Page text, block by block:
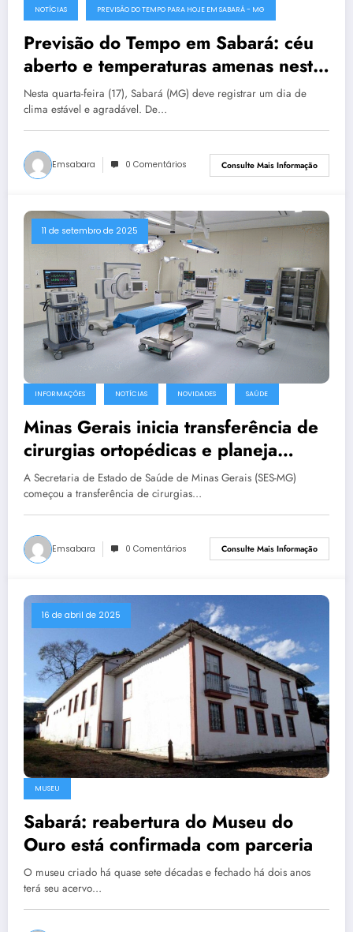
NOTÍCIAS PREVISÃO DO TEMPO PARA HOJE EM SABARÁ - MG
Previsão do Tempo em Sabará: céu
aberto e temperaturas amenas nesta
quarta-feira (17)
Nesta quarta-feira (17), Sabará (MG) deve registrar um dia de
clima estável e agradável. De…
Emsabara 0 Comentários Consulte Mais Informação
11 de setembro de 2025
INFORMAÇÕES NOTÍCIAS NOVIDADES SAÚDE
Minas Gerais inicia transferência de
cirurgias ortopédicas e planeja
reativar bloco cirúrgico em Sabará
A Secretaria de Estado de Saúde de Minas Gerais (SES-MG)
começou a transferência de cirurgias…
Emsabara 0 Comentários Consulte Mais Informação
16 de abril de 2025
MUSEU
Sabará: reabertura do Museu do
Ouro está confirmada com parceria
O museu criado há quase sete décadas e fechado há dois anos
terá seu acervo…